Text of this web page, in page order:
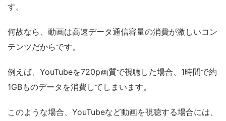
す。
何故なら、動画は高速データ通信容量の消費が激しいコン
テンツだからです。
例えば、YouTubeを720p画質で視聴した場合、1時間で約
1GBものデータを消費してしまいます。
このような場合、YouTubeなど動画を視聴する場合には、